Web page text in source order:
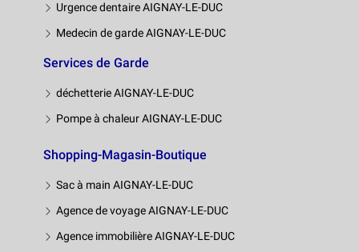
Urgence dentaire AIGNAY-LE-DUC
Medecin de garde AIGNAY-LE-DUC
Services de Garde
déchetterie AIGNAY-LE-DUC
Pompe à chaleur AIGNAY-LE-DUC
Shopping-Magasin-Boutique
Sac à main AIGNAY-LE-DUC
Agence de voyage AIGNAY-LE-DUC
Agence immobilière AIGNAY-LE-DUC